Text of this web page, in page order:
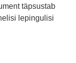
täpsustab
lepingulisi